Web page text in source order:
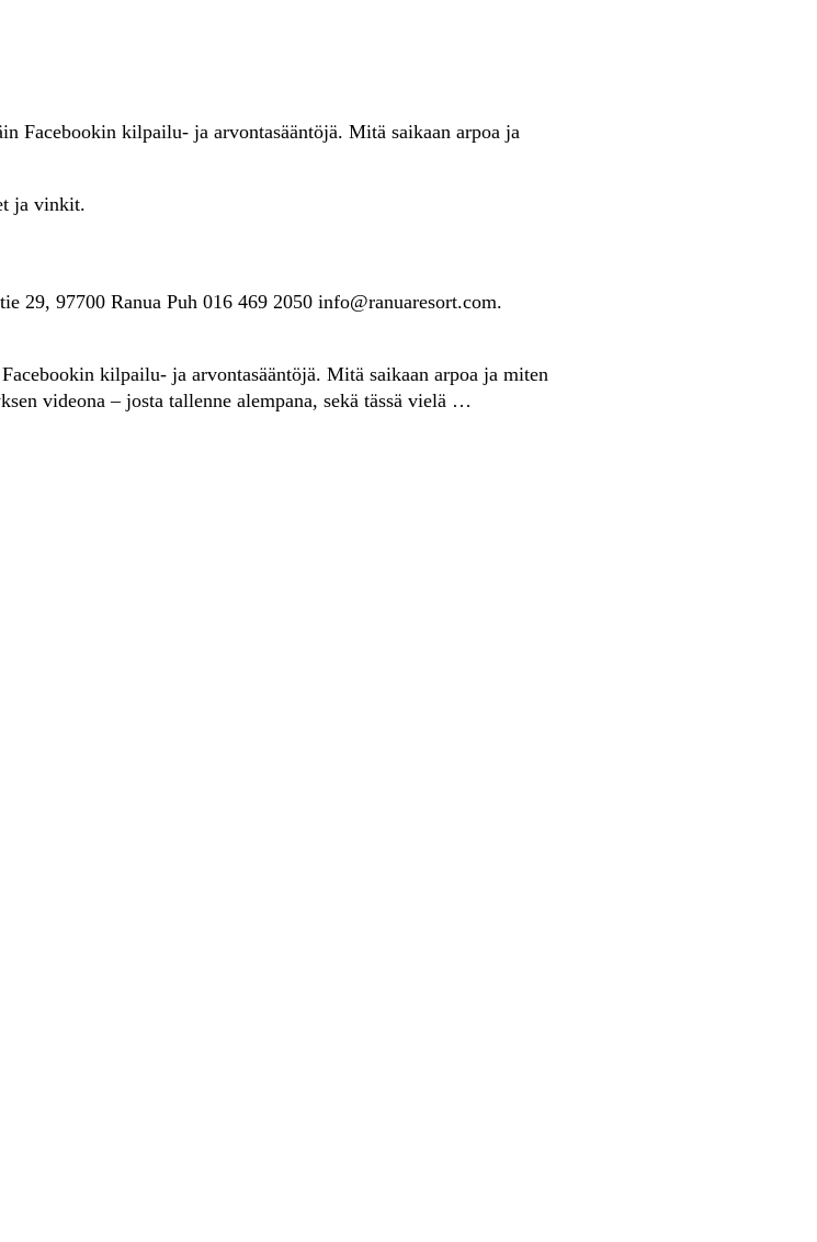
Facebookin kilpailu- ja arvontasääntöjä. Mitä saikaan arpoa ja
ja vinkit.
29, 97700 Ranua Puh 016 469 2050 info@ranuaresort.com.
kilpailu- ja arvontasääntöjä. Mitä saikaan arpoa ja miten
videona – josta tallenne alempana, sekä tässä vielä …